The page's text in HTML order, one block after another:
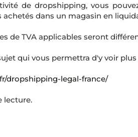
de dropshipping, vous
dans un magasin en
de TVA applicables seront
qui vous permettra d'y voir plus
dropshipping-legal-france/
lecture.